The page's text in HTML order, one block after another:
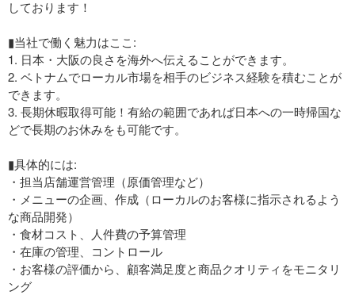
しております！
▮当社で働く魅力はここ:
1. 日本・大阪の良さを海外へ伝えることができます。
2. ベトナムでローカル市場を相手のビジネス経験を積むことが
できます。
3. 長期休暇取得可能！有給の範囲であれば日本への一時帰国な
どで長期のお休みをも可能です。
▮具体的には:
・担当店舗運営管理（原価管理など）
・メニューの企画、作成（ローカルのお客様に指示されるよう
な商品開発）
・食材コスト、人件費の予算管理
・在庫の管理、コントロール
・お客様の評価から、顧客満足度と商品クオリティをモニタリ
ング